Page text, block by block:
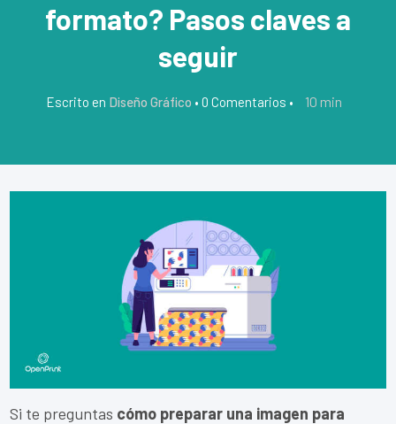
formato? Pasos claves a
seguir
Escrito en Diseño Gráfico • 0 Comentarios • 10 min
Si te preguntas cómo preparar una imagen para